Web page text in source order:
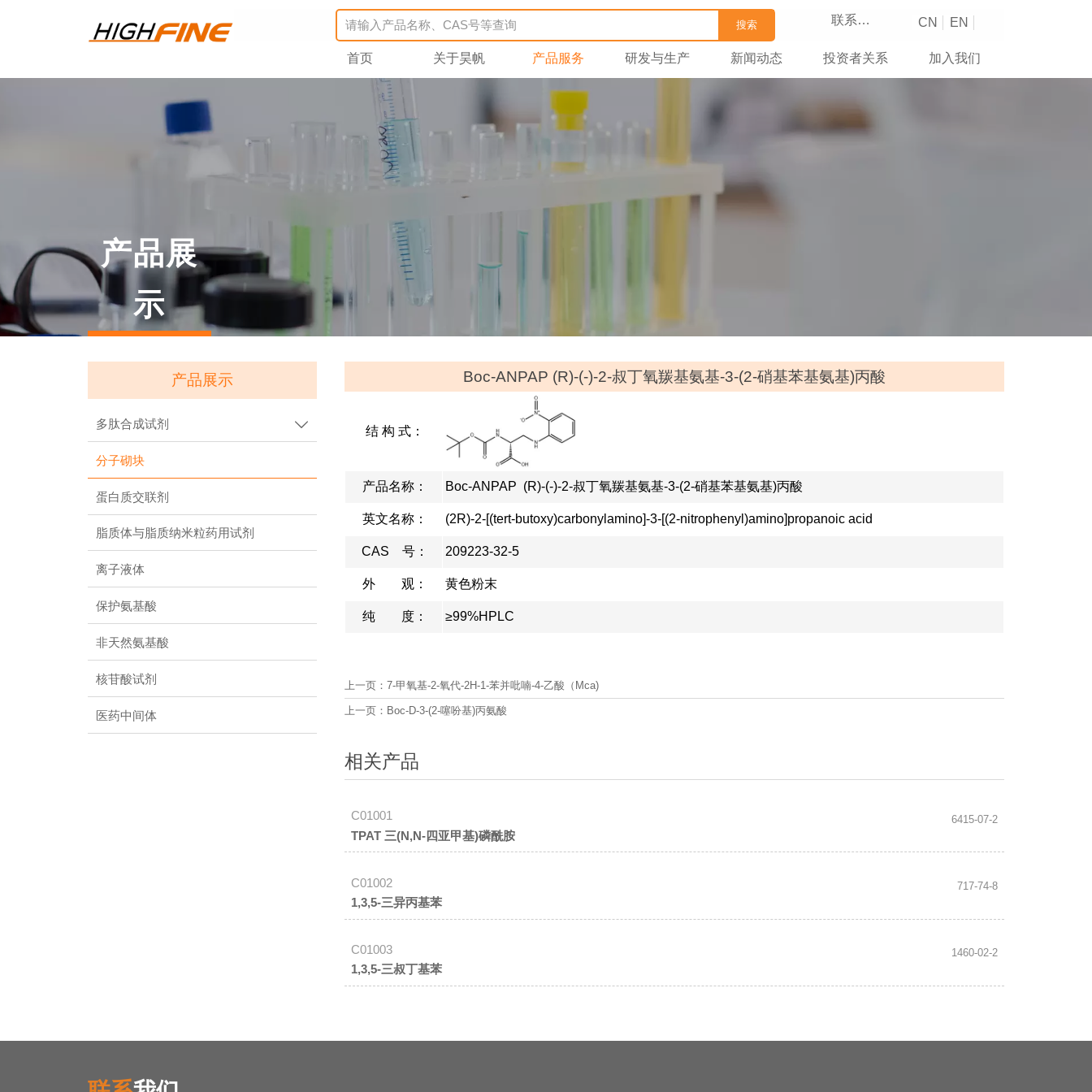
搜索 联系我们 CN EN
首页 关于昊帆 产品服务 研发与生产 新闻动态 投资者关系 加入我们
产品展
示
产品展示
多肽合成试剂 
分子砌块
蛋白质交联剂
脂质体与脂质纳米粒药用试剂
离子液体
保护氨基酸
非天然氨基酸
核苷酸试剂
医药中间体
Boc-ANPAP (R)-(-)-2-叔丁氧羰基氨基-3-(2-硝基苯基氨基)丙酸
结 构 式：
产品名称： Boc-ANPAP (R)-(-)-2-叔丁氧羰基氨基-3-(2-硝基苯基氨基)丙酸
英文名称： (2R)-2-[(tert-butoxy)carbonylamino]-3-[(2-nitrophenyl)amino]propanoic acid
CAS 号： 209223-32-5
外 观： 黄色粉末
纯 度： ≥99%HPLC
上一页： 7-甲氧基-2-氧代-2H-1-苯并吡喃-4-乙酸（Mca)
上一页： Boc-D-3-(2-噻吩基)丙氨酸
相关产品
C01001
TPAT 三(N,N-四亚甲基)磷酰胺
6415-07-2
C01002
1,3,5-三异丙基苯
717-74-8
C01003
1,3,5-三叔丁基苯
1460-02-2